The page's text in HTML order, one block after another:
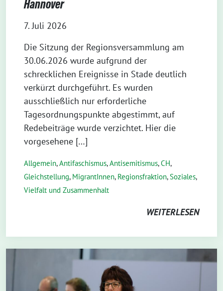
Hannover
7. Juli 2026
Die Sitzung der Regionsversammlung am
30.06.2026 wurde aufgrund der
schrecklichen Ereignisse in Stade deutlich
verkürzt durchgeführt. Es wurden
ausschließlich nur erforderliche
Tagesordnungspunkte abgestimmt, auf
Redebeiträge wurde verzichtet. Hier die
vorgesehene […]
Allgemein,Antifaschismus,Antisemitismus,CH,
Gleichstellung, MigrantInnen, Regionsfraktion,Soziales,
Vielfalt und Zusammenhalt
WEITERLESEN